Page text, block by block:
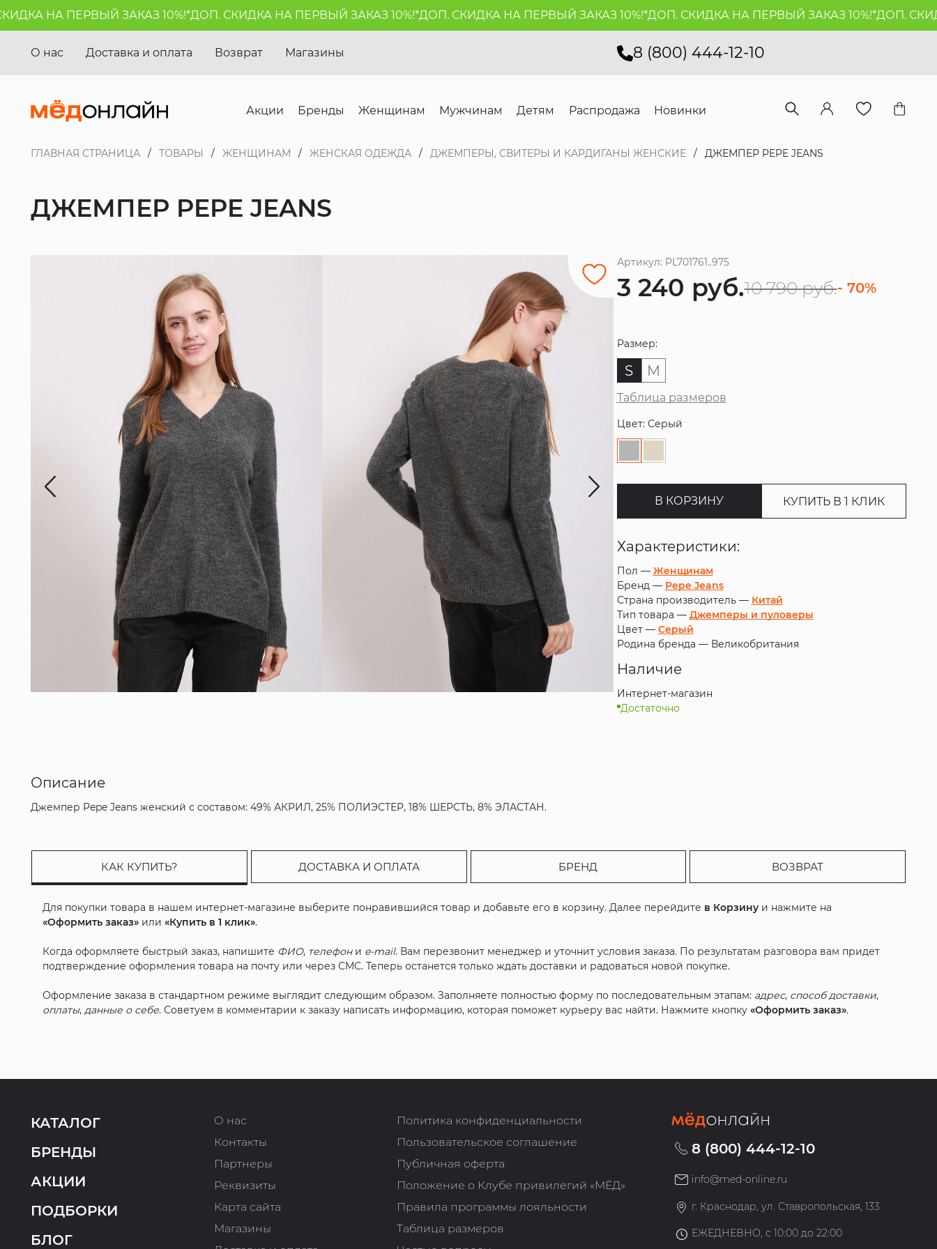
НА ПЕРВЫЙ ЗАКАЗ 10%!*ДОП. СКИДКА НА ПЕРВЫЙ ЗАКАЗ 10%!*ДОП. СКИДКА НА ПЕРВЫЙ ЗАКАЗ 10%!*ДОП. СКИДКА НА ПЕРВЫЙ ЗАКАЗ 10%!*ДОП.
8 (800) 444-12-10
О нас Доставка и оплата Возврат Магазины
Акции Бренды Женщинам Мужчинам Детям Распродажа Новинки
ГЛАВНАЯ СТРАНИЦА ТОВАРЫ ЖЕНЩИНАМ ЖЕНСКАЯ ОДЕЖДА ДЖЕМПЕРЫ, СВИТЕРЫ И КАРДИГАНЫ ЖЕНСКИЕ ДЖЕМПЕР PEPE JEANS
ДЖЕМПЕР PEPE JEANS
Артикул: PL701761..975
3 240 руб.10 790 руб.- 70%
Размер:
S M
Таблица размеров
Цвет: Серый
В КОРЗИНУ КУПИТЬ В 1 КЛИК
Характеристики:
Пол — Женщинам
Бренд — Pepe Jeans
Страна производитель — Китай
Тип товара — Джемперы и пуловеры
Цвет — Серый
Родина бренда — Великобритания
Наличие
Интернет-магазин
Достаточно
Описание
Джемпер Pepe Jeans женский с составом: 49% АКРИЛ, 25% ПОЛИЭСТЕР, 18% ШЕРСТЬ, 8% ЭЛАСТАН.
КАК КУПИТЬ? ДОСТАВКА И ОПЛАТА БРЕНД ВОЗВРАТ
Для покупки товара в нашем интернет-магазине выберите понравившийся товар и добавьте его в корзину. Далее перейдите в Корзину и нажмите на
«Оформить заказ» или«Купить в 1 клик».
Когда оформляете быстрый заказ, напишите ФИО, телефони e-mail. Вам перезвонит менеджер и уточнит условия заказа. По результатам разговора вам придет
подтверждение оформления товара на почту или через СМС. Теперь останется только ждать доставки и радоваться новой покупке.
Оформление заказа в стандартном режиме выглядит следующим образом. Заполняете полностью форму по последовательным этапам: адрес, способ доставки,
оплаты,данные о себе. Советуем в комментарии к заказу написать информацию, которая поможет курьеру вас найти. Нажмите кнопку«Оформить заказ».
КАТАЛОГ
БРЕНДЫ
АКЦИИ
ПОДБОРКИ
БЛОГ
О нас
Контакты
Партнеры
Реквизиты
Карта сайта
Магазины
Политика конфиденциальности
Пользовательское соглашение
Публичная оферта
Положение о Клубе привилегий «МЁД»
Правила программы лояльности
Таблица размеров
8 (800) 444-12-10
info@med-online.ru
г. Краснодар, ул. Ставропольская, 133
ЕЖЕДНЕВНО, с 10:00 до 22:00